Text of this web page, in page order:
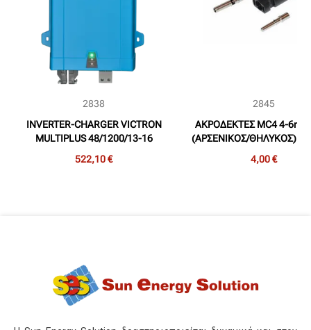
2838
INVERTER-CHARGER VICTRON
MULTIPLUS 48/1200/13-16
522,10 €
2845
ΑΚΡΟΔΕΚΤΕΣ MC4 4-
(ΑΡΣΕΝΙΚΟΣ/ΘΗΛΥΚΟΣ)
4,00 €